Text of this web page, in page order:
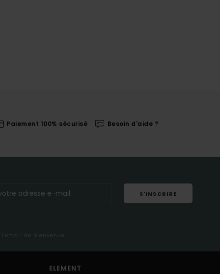
Paiement 100% sécurisé Besoin d'aide ?
S'INSCRIRE
de bienvenue
ELEMENT